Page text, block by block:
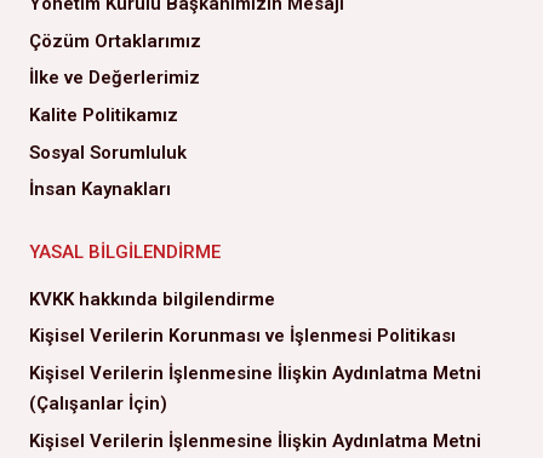
Çözüm Ortaklarımız
İlke ve Değerlerimiz
Kalite Politikamız
Sosyal Sorumluluk
İnsan Kaynakları
YASAL BILGILENDIRME
KVKK hakkında bilgilendirme
Kişisel Verilerin Korunması ve İşlenmesi Politikası
Kişisel Verilerin İşlenmesine İlişkin Aydınlatma Metni
(Çalışanlar İçin)
Kişisel Verilerin İşlenmesine İlişkin Aydınlatma Metni